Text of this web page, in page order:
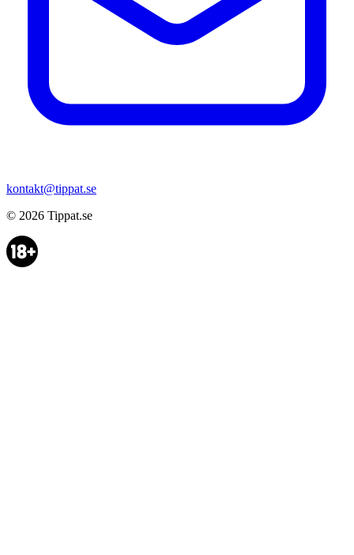
kontakt@tippat.se
© 2026 Tippat.se